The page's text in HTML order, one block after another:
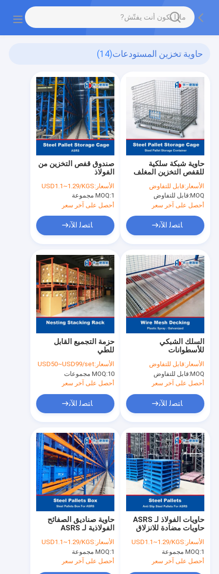
حاوية تخزين المستودعات(14)
صندوق قفص التخزين من
الفولاذ
الأسعار:USD1.1~1.29/KGS
MOQ:1 مجموعة
أحصل على آخر سعر
ﺎﺘﺼﻟ ﺍﻶﻧ
حاوية شبكة سلكية
للقفص التخزين المغلف
الأسعار:قابل للتفاوض
MOQ: قابل للتفاوض
أحصل على آخر سعر
ﺎﺘﺼﻟ ﺍﻶﻧ
حزمة التجميع القابل
للطي
الأسعار:USD50~USD99/set
MOQ:10 مجموعات
أحصل على آخر سعر
ﺎﺘﺼﻟ ﺍﻶﻧ
السلك الشبكي
للأسطوانات
الأسعار:قابل للتفاوض
MOQ: قابل للتفاوض
أحصل على آخر سعر
ﺎﺘﺼﻟ ﺍﻶﻧ
حاوية صناديق الصفائح
الفولاذية لـ ASRS
الأسعار:USD1.1~1.29/KGS
MOQ:1 مجموعة
أحصل على آخر سعر
حاويات الفولاذ لـ ASRS
حاويات مضادة للانزلاق
الأسعار:USD1.1~1.29/KGS
MOQ:1 مجموعة
أحصل على آخر سعر